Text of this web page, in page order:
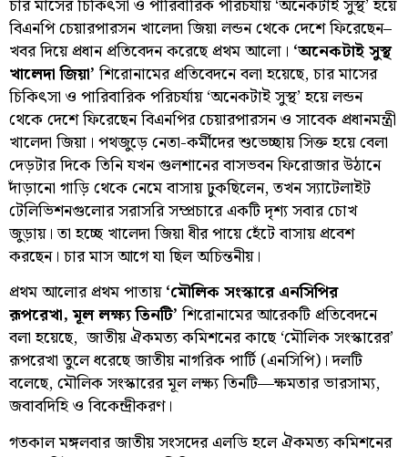
চার মাসের চিকিৎসা ও পারিবারিক পরিচর্যায় ‘অনেকটাই সুস্থ’ হয়ে
বিএনপি চেয়ারপারসন খালেদা জিয়া লন্ডন থেকে দেশে ফিরেছেন–
খবর দিয়ে প্রধান প্রতিবেদন করেছে প্রথম আলো। ‘অনেকটাই সুস্থ
খালেদা জিয়া’ শিরোনামের প্রতিবেদনে বলা হয়েছে, চার মাসের
চিকিৎসা ও পারিবারিক পরিচর্যায় ‘অনেকটাই সুস্থ’ হয়ে লন্ডন
থেকে দেশে ফিরেছেন বিএনপির চেয়ারপারসন ও সাবেক প্রধানমন্ত্রী
খালেদা জিয়া। পথজুড়ে নেতা-কর্মীদের শুভেচ্ছায় সিক্ত হয়ে বেলা
দেড়টার দিকে তিনি যখন গুলশানের বাসভবন ফিরোজার উঠানে
দাঁড়ানো গাড়ি থেকে নেমে বাসায় ঢুকছিলেন, তখন স্যাটেলাইট
টেলিভিশনগুলোর সরাসরি সম্প্রচারে একটি দৃশ্য সবার চোখ
জুড়ায়। তা হচ্ছে খালেদা জিয়া ধীর পায়ে হেঁটে বাসায় প্রবেশ
করছেন। চার মাস আগে যা ছিল অচিন্তনীয়।
প্রথম আলোর প্রথম পাতায়‘মৌলিক সংস্কারে এনসিপির
রূপরেখা, মূল লক্ষ্য তিনটি’ শিরোনামের আরেকটি প্রতিবেদনে
বলা হয়েছে, জাতীয় ঐকমত্য কমিশনের কাছে ‘মৌলিক সংস্কারের’
রূপরেখা তুলে ধরেছে জাতীয় নাগরিক পার্টি (এনসিপি)। দলটি
বলেছে, মৌলিক সংস্কারের মূল লক্ষ্য তিনটি—ক্ষমতার ভারসাম্য,
জবাবদিহি ও বিকেন্দ্রীকরণ।
গতকাল মঙ্গলবার জাতীয় সংসদের এলডি হলে ঐকমত্য কমিশনের